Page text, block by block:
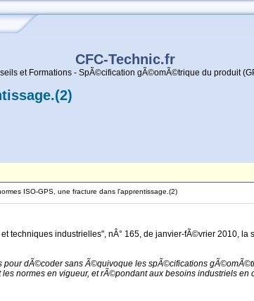
CFC-Technic.fr
et Formations - SpÃ©cification gÃ©omÃ©trique du produit
ISO-GPS, une fracture dans l'apprentissage.(2)
techniques industrielles", nÂ° 165, de janvier-fÃ©vrier 2010, la
pour dÃ©coder sans Ã©quivoque les spÃ©cifications
normes en vigueur, et rÃ©pondant aux besoins industriels en